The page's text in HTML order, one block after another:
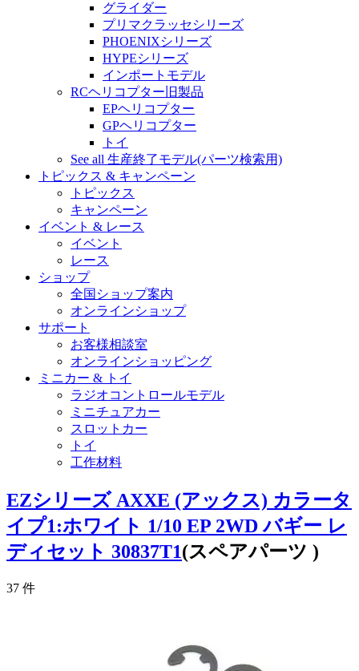
グライダー
プリマクラッセシリーズ
PHOENIXシリーズ
HYPEシリーズ
インポートモデル
RCヘリコプター旧製品
EPヘリコプター
GPヘリコプター
トイ
See all 生産終了モデル(パーツ検索用)
トピックス & キャンペーン
トピックス
キャンペーン
イベント & レース
イベント
レース
ショップ
全国ショップ案内
オンラインショップ
サポート
お客様相談室
オンラインショッピング
ミニカー & トイ
ラジオコントロールモデル
ミニチュアカー
スロットカー
トイ
工作材料
EZシリーズ AXXE (アックス) カラータ
イプ1:ホワイト 1/10 EP 2WD バギー レ
ディセット 30837T1(スペアパーツ )
37 件